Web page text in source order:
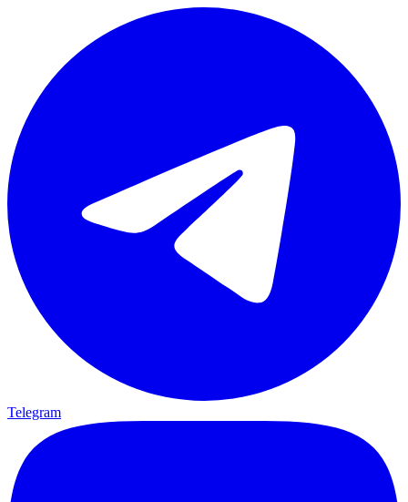
Telegram